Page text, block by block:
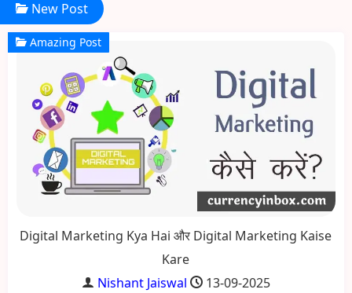
New Post
Digital Marketing Kya Hai और Digital Marketing Kaise
Kare
Nishant Jaiswal
13-09-2025
Amazing Post